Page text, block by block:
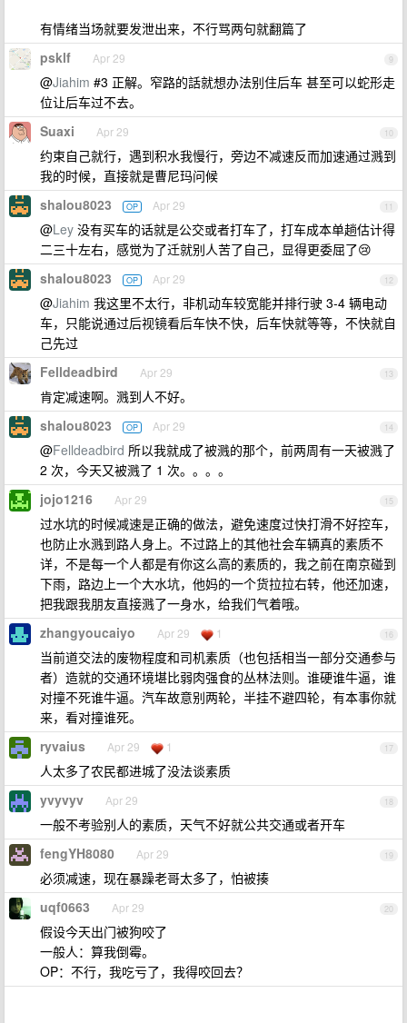
有情绪当场就要发泄出来，不行骂两句就翻篇了
9
psklf Apr 29
@Jiahim #3 正解。窄路的話就想办法别住后车 甚至可以蛇形走
位让后车过不去。
10
Suaxi Apr 29
约束自己就行，遇到积水我慢行，旁边不减速反而加速通过溅到
我的时候，直接就是曹尼玛问候
11
shalou8023 OP Apr 29
@Ley 没有买车的话就是公交或者打车了，打车成本单趟估计得
二三十左右，感觉为了迁就别人苦了自己，显得更委屈了😢
12
shalou8023 OP Apr 29
@Jiahim 我这里不太行，非机动车较宽能并排行驶 3-4 辆电动
车，只能说通过后视镜看后车快不快，后车快就等等，不快就自
己先过
13
Felldeadbird Apr 29
肯定减速啊。溅到人不好。
14
shalou8023 OP Apr 29
@Felldeadbird 所以我就成了被溅的那个，前两周有一天被溅了
2 次，今天又被溅了 1 次。。。。
15
jojo1216 Apr 29
过水坑的时候减速是正确的做法，避免速度过快打滑不好控车，
也防止水溅到路人身上。不过路上的其他社会车辆真的素质不
详，不是每一个人都是有你这么高的素质的，我之前在南京碰到
下雨，路边上一个大水坑，他妈的一个货拉拉右转，他还加速，
把我跟我朋友直接溅了一身水，给我们气着哦。
16
zhangyoucaiyo Apr 29 1
当前道交法的废物程度和司机素质（也包括相当一部分交通参与
者）造就的交通环境堪比弱肉强食的丛林法则。谁硬谁牛逼，谁
对撞不死谁牛逼。汽车故意别两轮，半挂不避四轮，有本事你就
来，看对撞谁死。
17
ryvaius Apr 29 1
人太多了农民都进城了没法谈素质
18
yvyvyv Apr 29
一般不考验别人的素质，天气不好就公共交通或者开车
19
fengYH8080 Apr 29
必须减速，现在暴躁老哥太多了，怕被揍
20
uqf0663 Apr 29
假设今天出门被狗咬了
一般人：算我倒霉。
OP：不行，我吃亏了，我得咬回去？